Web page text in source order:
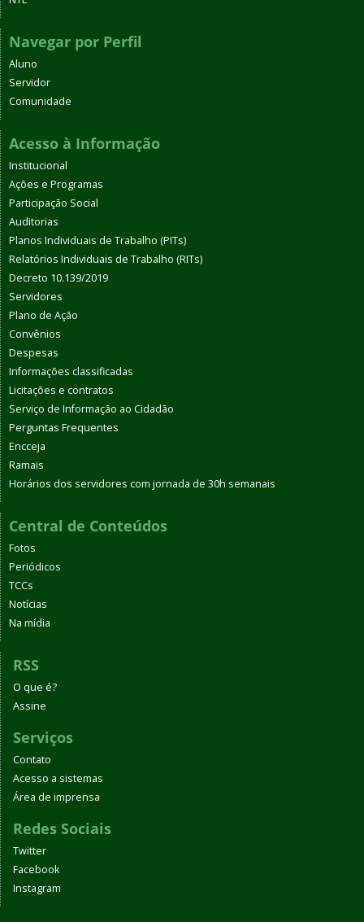
Navegar por Perfil
Aluno
Servidor
Comunidade
Acesso à Informação
Institucional
Ações e Programas
Participação Social
Auditorias
Planos Individuais de Trabalho (PITs)
Relatórios Individuais de Trabalho (RITs)
Decreto 10.139/2019
Servidores
Plano de Ação
Convênios
Despesas
Informações classificadas
Licitações e contratos
Serviço de Informação ao Cidadão
Perguntas Frequentes
Encceja
Ramais
Horários dos servidores com jornada de 30h semanais
Central de Conteúdos
Fotos
Periódicos
TCCs
Notícias
Na mídia
RSS
O que é?
Assine
Serviços
Contato
Acesso a sistemas
Área de imprensa
Redes Sociais
Twitter
Facebook
Instagram